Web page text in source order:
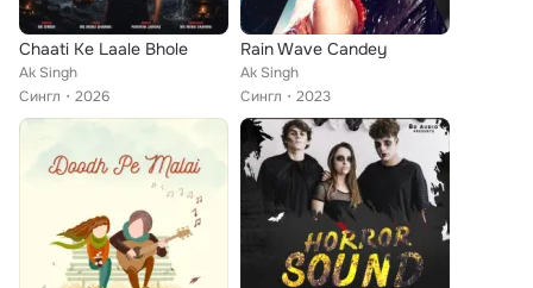
Chaati Ke Laale Bhole
Ak Singh
Сингл
2026
Rain Wave Candey
Ak Singh
Сингл
2023